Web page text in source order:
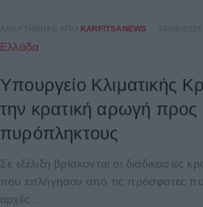
ΑΝΑΡΤΉΘΗΚΕ ΑΠΌ KARFITSANEWS
Ελλάδα
Υπουργείο Κλιματικής
την κρατική αρωγή προς
πυρόπληκτους
Σε εξέλιξη βρίσκονται οι διαδικασίες
που επλήγησαν από τις πρόσφατες
αρχές...